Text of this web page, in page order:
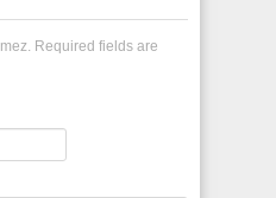
Required fields are